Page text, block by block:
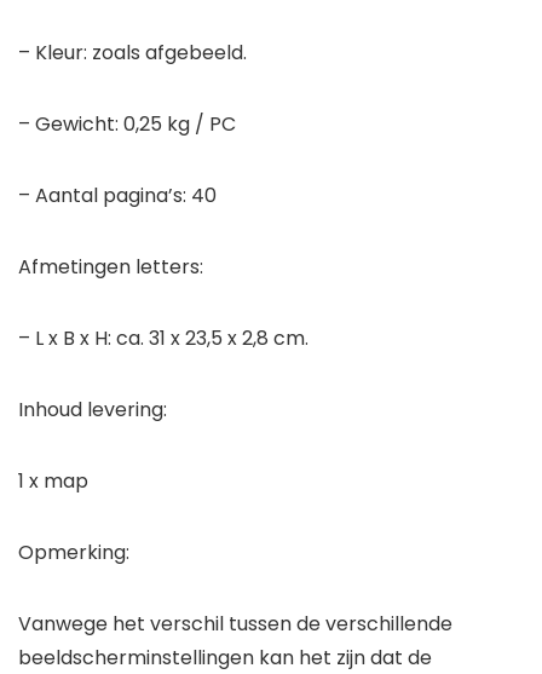
– Kleur: zoals afgebeeld.
– Gewicht: 0,25 kg / PC
– Aantal pagina’s: 40
Afmetingen letters:
– L x B x H: ca. 31 x 23,5 x 2,8 cm.
Inhoud levering:
1 x map
Opmerking:
Vanwege het verschil tussen de verschillende
beeldscherminstellingen kan het zijn dat de